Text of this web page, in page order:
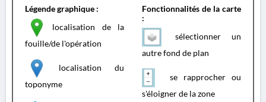
Légende graphique :
localisation de la
fouille/de l'opération
localisation du
toponyme
Fonctionnalités de la carte
:
sélectionner un
autre fond de plan
se rapprocher ou
s'éloigner de la zone